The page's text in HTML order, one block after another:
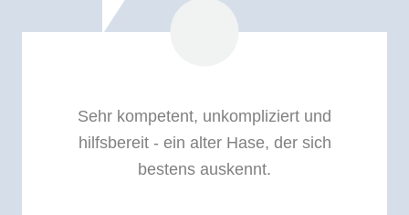
Sehr kompetent, unkompliziert und
hilfsbereit - ein alter Hase, der sich
bestens auskennt.